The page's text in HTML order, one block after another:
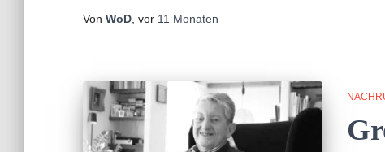
Von WoD , vor 11 Monaten